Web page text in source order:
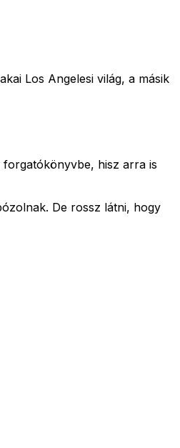
Los Angelesi világ, a másik
hisz arra is
De rossz látni, hogy